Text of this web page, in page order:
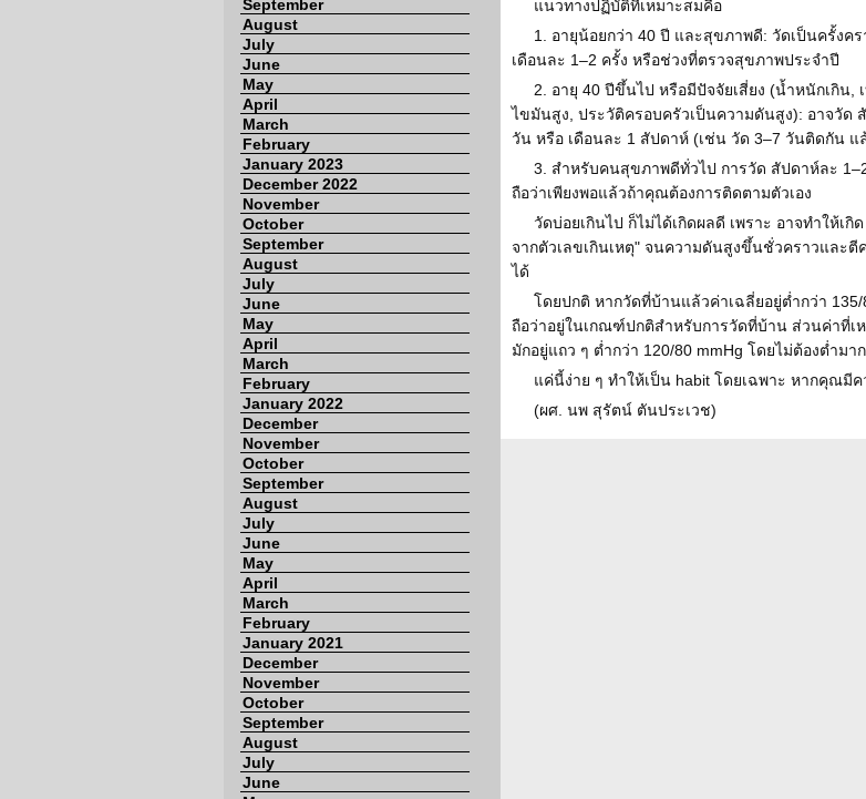
September
August
July
June
May
April
March
February
January 2023
December 2022
November
October
September
August
July
June
May
April
March
February
January 2022
December
November
October
September
August
July
June
May
April
March
February
January 2021
December
November
October
September
August
July
June
แนวทางปฏิบัติที่เหมาะสมคือ
1. อายุน้อยกว่า 40 ปี และสุขภาพดี: วัดเป็นครั้งคร
เดือนละ 1–2 ครั้ง หรือช่วงที่ตรวจสุขภาพประจำปี
2. อายุ 40 ปีขึ้นไป หรือมีปัจจัยเสี่ยง (น้ำหนักเกิน,
ไขมันสูง, ประวัติครอบครัวเป็นความดันสูง): อาจวัด
วัน หรือ เดือนละ 1 สัปดาห์ (เช่น วัด 3–7 วันติดกัน แ
3. สำหรับคนสุขภาพดีทั่วไป การวัด สัปดาห์ละ
ถือว่าเพียงพอแล้วถ้าคุณต้องการติดตามตัวเอง
วัดบ่อยเกินไป ก็ไม่ได้เกิดผลดี เพราะ อาจทำให้เกิ
จากตัวเลขเกินเหตุ" จนความดันสูงขึ้นชั่วคราวและตี
ได้
โดยปกติ หากวัดที่บ้านแล้วค่าเฉลี่ยอยู่ต่ำกว่า 135/
ถือว่าอยู่ในเกณฑ์ปกติสำหรับการวัดที่บ้าน ส่วนค่าที่เ
มักอยู่แถว ๆ ต่ำกว่า 120/80 mmHg โดยไม่ต้องต่ำมา
แค่นี้ง่าย ๆ ทำให้เป็น habit โดยเฉพาะ หากคุณมีค
(ผศ. นพ สุรัตน์ ตันประเวช)